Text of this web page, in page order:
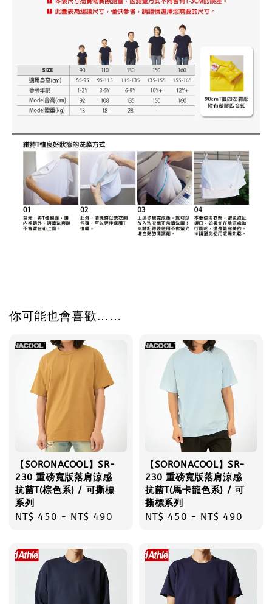
你可能也會喜歡……
【SORONACOOL】SR-
230 重磅寬版落肩涼感
抗菌T(棕色系) / 可撕標
系列
Regular
NT$ 450 - NT$ 490
【SORONACOOL】SR-
230 重磅寬版落肩涼感
抗菌T(馬卡龍色系) / 可
撕標系列
Regular
NT$ 450 - NT$ 490